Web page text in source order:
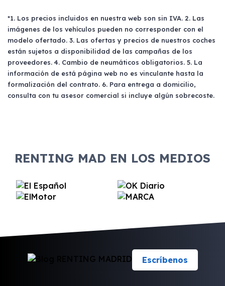
acordado.
*1. Los precios incluidos en nuestra web son sin IVA. 2. Las
imágenes de los vehículos pueden no corresponder con el
modelo ofertado. 3. Las ofertas y precios de nuestros coches
están sujetos a disponibilidad de las campañas de los
proveedores. 4. Cambio de neumáticos obligatorios. 5. La
información de está página web no es vinculante hasta la
formalización del contrato. 6. Para entrega a domicilio,
consulta con tu asesor comercial si incluye algún sobrecoste.
RENTING MAD EN LOS MEDIOS
Escríbenos